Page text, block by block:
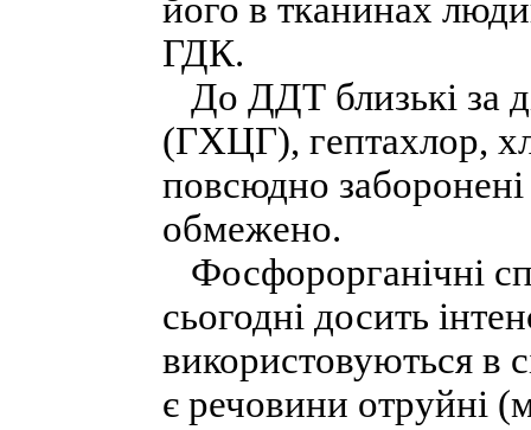
його в тканинах
ГДК.
До ДДТ близькі за
(ГХЦГ), гептахлор,
повсюдно
обмежено.
Фосфорорганічні
сьогодні досить
використовуються в
є речовини отруйні